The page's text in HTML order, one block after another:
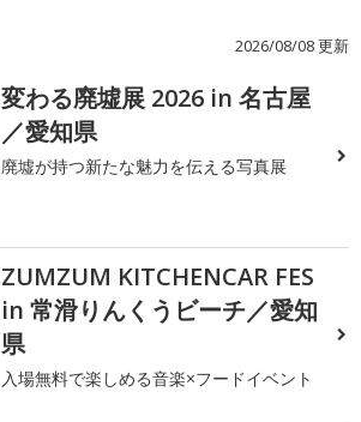
2026/08/08 更新
変わる廃墟展 2026 in 名古屋
／愛知県
廃墟が持つ新たな魅力を伝える写真展
ZUMZUM KITCHENCAR FES
in 常滑りんくうビーチ／愛知
県
入場無料で楽しめる音楽×フードイベント